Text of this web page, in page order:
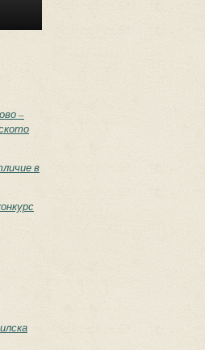
–
в